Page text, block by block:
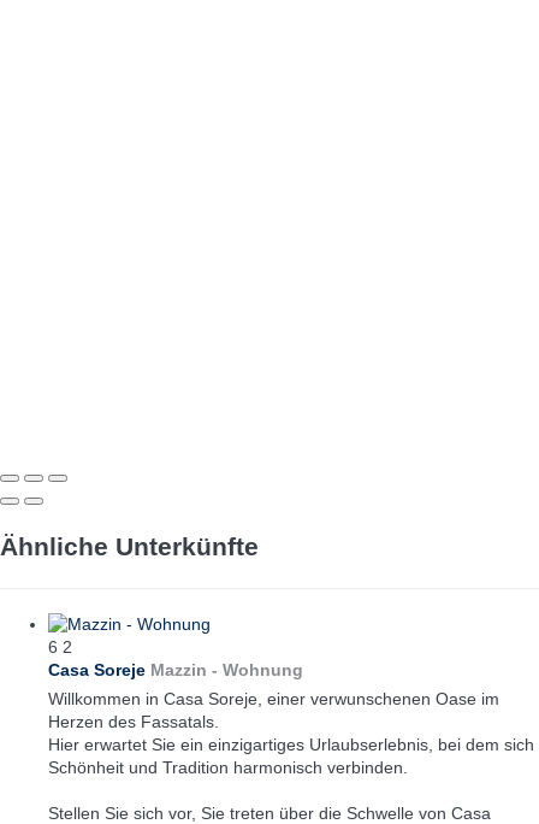
Ähnliche Unterkünfte
6 2
Casa Soreje Mazzin - Wohnung
Willkommen in Casa Soreje, einer verwunschenen Oase im
Herzen des Fassatals.
Hier erwartet Sie ein einzigartiges Urlaubserlebnis, bei dem sich
Schönheit und Tradition harmonisch verbinden.
Stellen Sie sich vor, Sie treten über die Schwelle von Casa